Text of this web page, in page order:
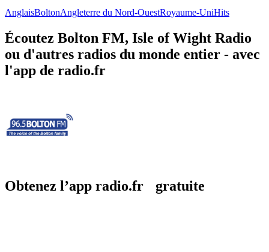
AnglaisBoltonAngleterre du Nord-OuestRoyaume-UniHits
Écoutez Bolton FM, Isle of Wight Radio
ou d'autres radios du monde entier - avec
l'app de radio.fr
Obtenez l’app radio.fr gratuite